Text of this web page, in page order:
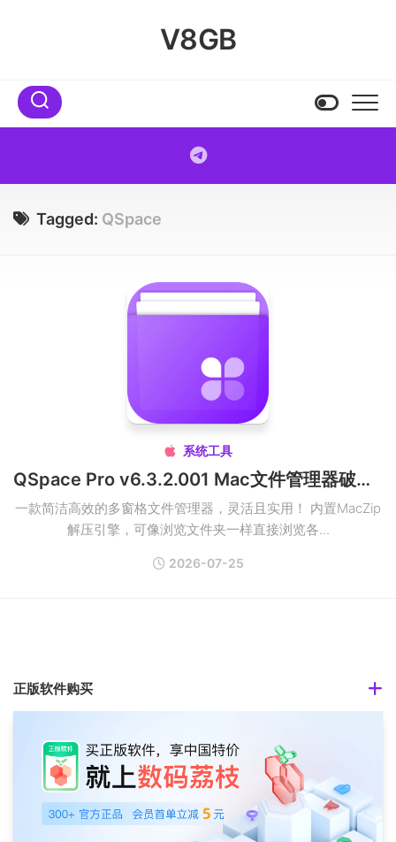
V8GB
Tagged: QSpace
 系统工具
QSpace Pro v6.3.2.001 Mac文件管理器破解版
一款简洁高效的多窗格文件管理器，灵活且实用！ 内置MacZip
解压引擎，可像浏览文件夹一样直接浏览各...
2026-07-25
正版软件购买